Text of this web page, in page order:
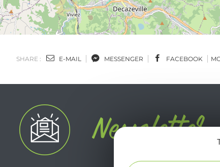
SHARE : E-MAIL MESSENGER FACEBOOK